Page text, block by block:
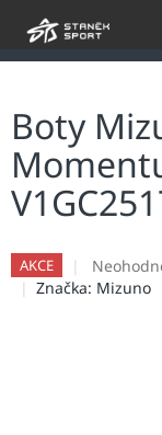
Boty
AKCE
hodnocení
Značka: Mizuno